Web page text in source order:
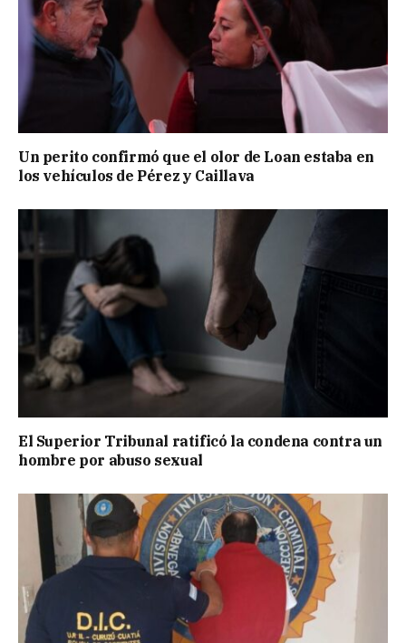
Un perito confirmó que el olor de Loan estaba en
los vehículos de Pérez y Caillava
El Superior Tribunal ratificó la condena contra un
hombre por abuso sexual